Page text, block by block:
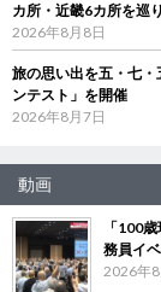
カ所・近畿6カ所を巡
2026年8月8日
旅の思い出を五・七
ンテスト」を開催
2026年8月7日
動画
「100
務員イ
2026年